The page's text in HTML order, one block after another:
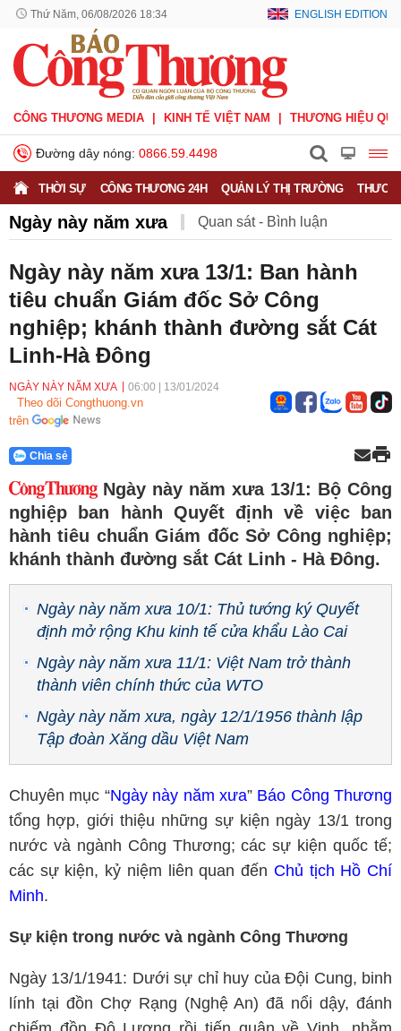
Thứ Năm, 06/08/2026 18:34 ENGLISH EDITION
CÔNG THƯƠNG MEDIA KINH TẾ VIỆT NAM THƯƠNG HIỆU
Đường dây nóng: 0866.59.4498
THỜI SỰ CÔNG THƯƠNG 24H QUẢN LÝ THỊ TRƯỜNG
Ngày này năm xưa Quan sát - Bình luận
Người tốt - Việc tốt Phỏng vấn - Đối thoại
Ngày này năm xưa 13/1: Ban hành
tiêu chuẩn Giám đốc Sở Công
nghiệp; khánh thành đường sắt Cát
Linh-Hà Đông
NGÀY NÀY NĂM XƯA 06:00 13/01/2024
Theo dõi Congthuong.vn
trên
Chia sẻ
Ngày này năm xưa 13/1: Bộ Công
nghiệp ban hành Quyết định về việc ban
hành tiêu chuẩn Giám đốc Sở Công nghiệp;
khánh thành đường sắt Cát Linh - Hà Đông.
Ngày này năm xưa 10/1: Thủ tướng ký Quyết
định mở rộng Khu kinh tế cửa khẩu Lào Cai
Ngày này năm xưa 11/1: Việt Nam trở thành
thành viên chính thức của WTO
Ngày này năm xưa, ngày 12/1/1956 thành lập
Tập đoàn Xăng dầu Việt Nam
Chuyên mục “Ngày này năm xưa” Báo Công Thương
tổng hợp, giới thiệu những sự kiện ngày 13/1 trong
nước và ngành Công Thương; các sự kiện quốc tế;
các sự kiện, kỷ niệm liên quan đến Chủ tịch Hồ Chí
Minh.
Sự kiện trong nước và ngành Công Thương
Ngày 13/1/1941: Dưới sự chỉ huy của Đội Cung, binh
lính tại đồn Chợ Rạng (Nghệ An) đã nổi dậy, đánh